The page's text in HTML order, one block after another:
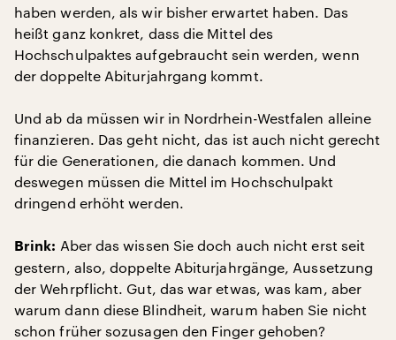
haben werden, als wir bisher erwartet haben. Das
heißt ganz konkret, dass die Mittel des
Hochschulpaktes aufgebraucht sein werden, wenn
der doppelte Abiturjahrgang kommt.
Und ab da müssen wir in Nordrhein-Westfalen alleine
finanzieren. Das geht nicht, das ist auch nicht gerecht
für die Generationen, die danach kommen. Und
deswegen müssen die Mittel im Hochschulpakt
dringend erhöht werden.
Brink: Aber das wissen Sie doch auch nicht erst seit
gestern, also, doppelte Abiturjahrgänge, Aussetzung
der Wehrpflicht. Gut, das war etwas, was kam, aber
warum dann diese Blindheit, warum haben Sie nicht
schon früher sozusagen den Finger gehoben?